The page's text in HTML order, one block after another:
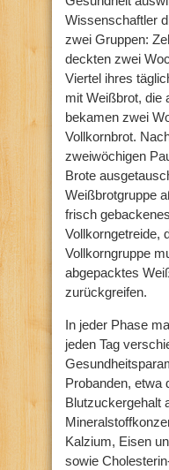
Wissenschaftler
zwei Gruppen:
deckten zwei
Viertel ihres
mit Weißbrot, die
bekamen zwei
Vollkornbrot.
zweiwöchigen
Brote
Weißbrotgruppe
frisch
Vollkorngetreide,
Vollkorngruppe
abgepacktes
zurückgreifen.
In jeder Phase
jeden Tag
Probanden, etwa
Blutzuckergehalt
Kalzium, Eisen
sowie